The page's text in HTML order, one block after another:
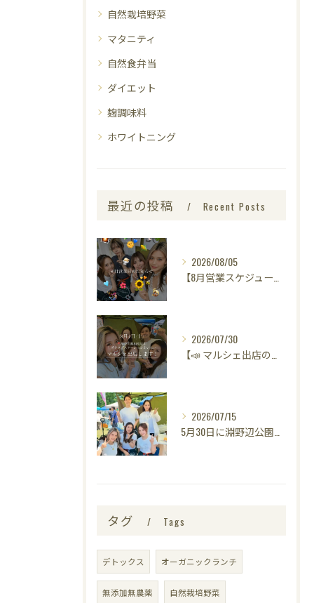
自然栽培野菜
マタニティ
自然食弁当
ダイエット
麹調味料
ホワイトニング
最近の投稿 Recent Posts
2026/08/05
【8月営業スケジュールのお知らせ🌻】
2026/07/30
【📣 マルシェ出店のお知らせ 🌿】
2026/07/15
5月30日に淵野辺公園で開催された
タグ Tags
デトックス オーガニックランチ
無添加無農薬 自然栽培野菜